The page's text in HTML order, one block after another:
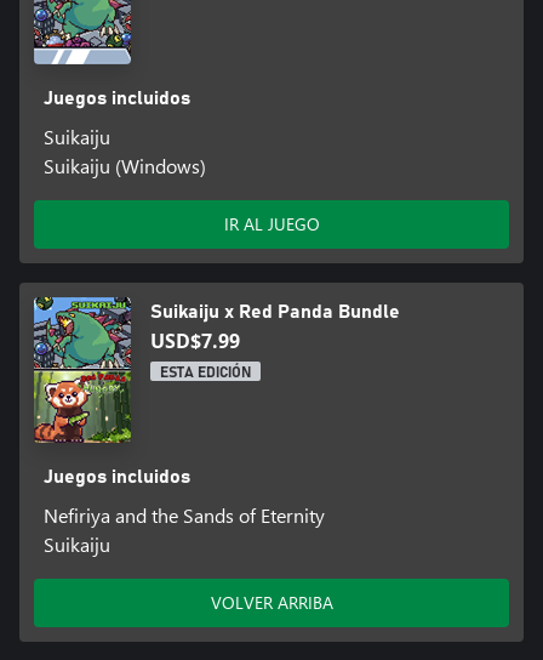
Juegos incluidos
Suikaiju
Suikaiju (Windows)
IR AL JUEGO
Suikaiju x Red Panda Bundle
USD$7.99
ESTA EDICIÓN
Juegos incluidos
Nefiriya and the Sands of Eternity
Suikaiju
VOLVER ARRIBA